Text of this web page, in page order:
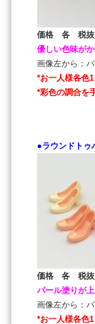
価格 各 税抜
優しい色味が
画像左から：
*お一人様各色
*彩色の調合を
●ラウンドトゥ
価格 各 税抜
パール塗りが
画像左から：
*お一人様各色